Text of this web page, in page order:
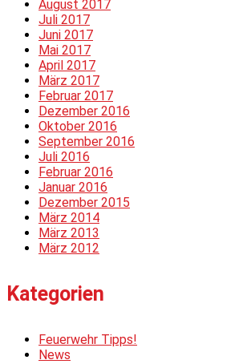
August 2017
Juli 2017
Juni 2017
Mai 2017
April 2017
März 2017
Februar 2017
Dezember 2016
Oktober 2016
September 2016
Juli 2016
Februar 2016
Januar 2016
Dezember 2015
März 2014
März 2013
März 2012
Kategorien
Feuerwehr Tipps!
News